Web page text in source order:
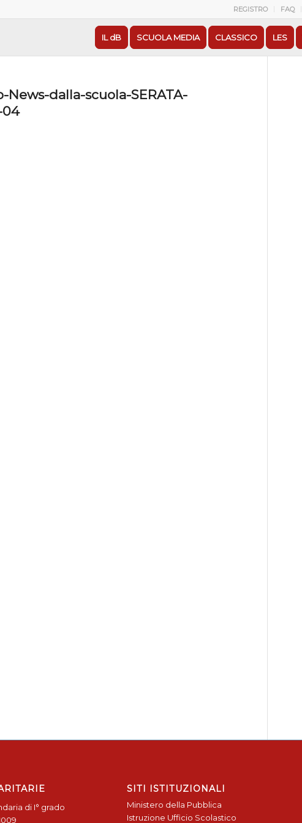
REGISTRO FAQ
IL dB SCUOLA MEDIA CLASSICO LES
dalla-scuola-SERATA-
04
di I° grado
SITI ISTITUZIONALI
Ministero della Pubblica
Istruzione Ufficio Scolastico